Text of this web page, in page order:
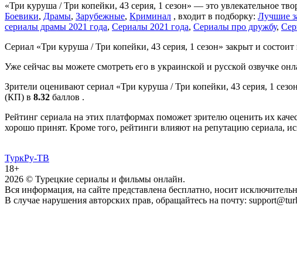
«Три куруша / Три копейки, 43 серия, 1 сезон» — это увлекательное
Боевики, Драмы, Зарубежные, Криминал , входит в подборку: Лучшие
сериалы драмы 2021 года, Сериалы 2021 года, Сериалы про дружбу,
Сериал «Три куруша / Три копейки, 43 серия, 1 сезон» закрыт и состоит
Уже сейчас вы можете смотреть его в украинской и русской озвучке
Зрители оценивают сериал «Три куруша / Три копейки, 43 серия, 1
(КП) в 8.32 баллов .
Рейтинг сериала на этих платформах поможет зрителю оценить их
хорошо принят. Кроме того, рейтинги влияют на репутацию сериала,
ТуркРу-ТВ
18+
2026 © Турецкие сериалы и фильмы онлайн.
Вся информация, на сайте представлена бесплатно, носит
В случае нарушения авторских прав, обращайтесь на почту: